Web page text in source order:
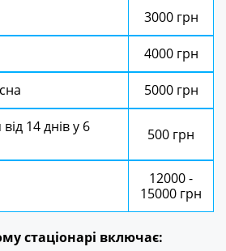
3000 грн
4000 грн
5000 грн
14 днів у 6
500 грн
12000 -
15000 грн
стаціонарі включає: